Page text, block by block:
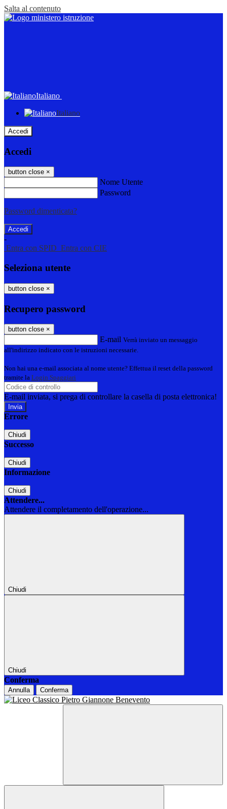
Salta al contenuto
Italiano
Italiano
Accedi
Accedi
button close ×
Nome Utente
Password
Password dimenticata?
-
Entra con SPID Entra con CIE
Seleziona utente
button close ×
Recupero password
button close ×
E-mail Verrà inviato un messaggio
all'indirizzo indicato con le istruzioni necessarie.
Non hai una e-mail associata al nome utente? Effettua il reset della password
tramite la Login Spaggiari
E-mail inviata, si prega di controllare la casella di posta elettronica!
Errore
Chiudi
Successo
Chiudi
Informazione
Chiudi
Attendere...
Attendere il completamento dell'operazione...
Chiudi
Chiudi
Conferma
Annulla Conferma